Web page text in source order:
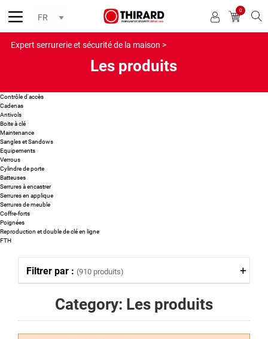
0
Expert serrurerie et sécurité de la maison >
Les produits
Contrôle d'accès
Cadenas
Antivols
Boite à clé
Maintenance
Sangles et Sandows
Equipements
Verrous
Cylindre de porte
Batteuses
Serrures à encastrer
Serrures en applique
Serrures de meuble
Coffre-forts
Poignées
Reproduction et double de clé en ligne
FTH
Category: Les produits
Filtrer par : (910 produits)